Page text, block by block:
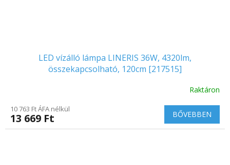
LED vízálló lámpa LINERIS 36W, 4320lm,
összekapcsolható, 120cm [217515]
Raktáron
10 763 Ft ÁFA nélkül
13 669 Ft BŐVEBBEN